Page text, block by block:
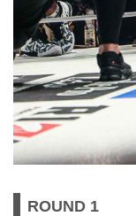
ROUND 1